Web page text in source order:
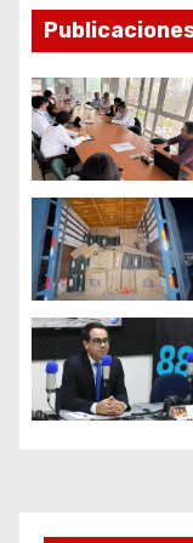
a
c
i
ó
n
d
e
e